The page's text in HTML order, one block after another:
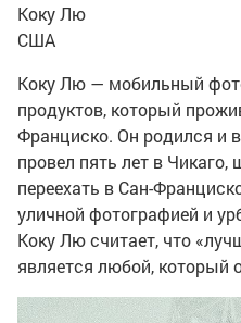
Коку Лю
США
Коку Лю — мобильный
продуктов, который
Франциско. Он родился и
провел пять лет в
переехать в Сан-
уличной фотографией и
Коку Лю считает, что
является любой, который